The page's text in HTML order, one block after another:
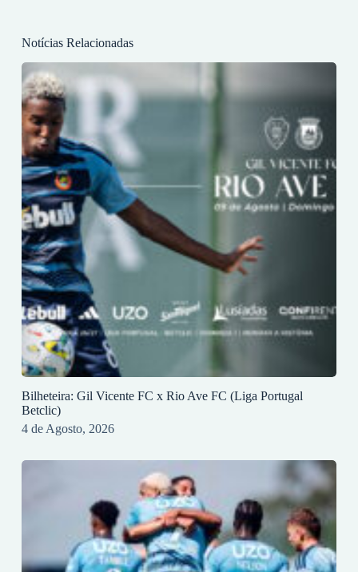
Notícias Relacionadas
Bilheteira: Gil Vicente FC x Rio Ave FC (Liga Portugal
Betclic)
4 de Agosto, 2026